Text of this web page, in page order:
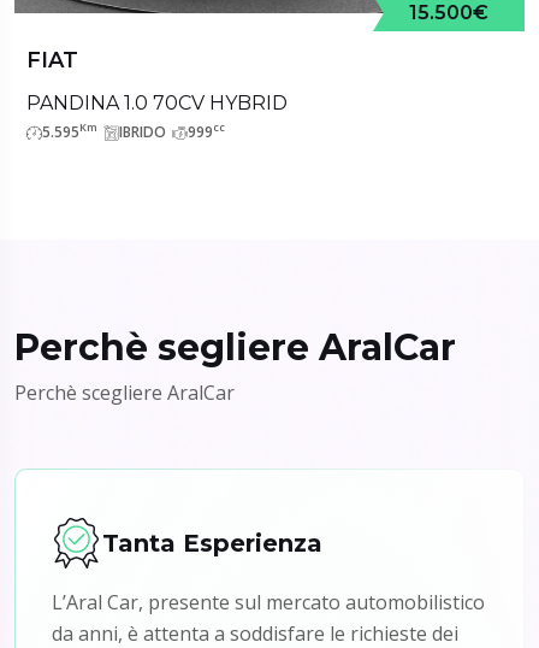
15.500€
FIAT
PANDINA 1.0 70CV HYBRID
5.595Km IBRIDO 999cc
Perchè segliere AralCar
Perchè scegliere AralCar
Tanta Esperienza
L’Aral Car, presente sul mercato automobilistico
da anni, è attenta a soddisfare le richieste dei